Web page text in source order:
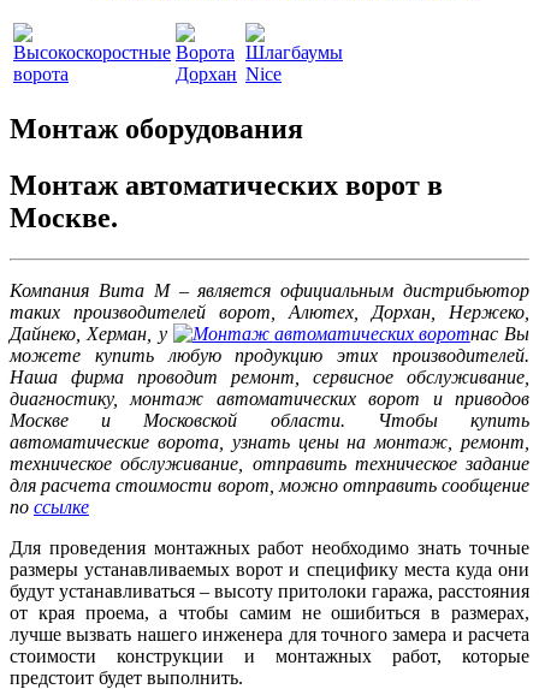
Монтаж оборудования
Монтаж автоматических ворот в
Москве.
Компания Вита М – является официальным дистрибьютор
таких производителей ворот, Алютех, Дорхан, Нержеко,
Дайнеко, Херман, у
нас Вы
можете купить любую продукцию этих производителей.
Наша фирма проводит ремонт, сервисное обслуживание,
диагностику, монтаж автоматических ворот и приводов
Москве и Московской области. Чтобы купить
автоматические ворота, узнать цены на монтаж, ремонт,
техническое обслуживание, отправить техническое задание
для расчета стоимости ворот, можно отправить сообщение
по ссылке
Для проведения монтажных работ необходимо знать точные
размеры устанавливаемых ворот и специфику места куда они
будут устанавливаться – высоту притолоки гаража, расстояния
от края проема, а чтобы самим не ошибиться в размерах,
лучше вызвать нашего инженера для точного замера и расчета
стоимости конструкции и монтажных работ, которые
предстоит будет выполнить.